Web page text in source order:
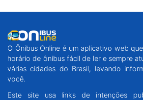
O Ônibus Online é um aplicativo web
horário de ônibus fácil de ler e sempre
várias cidades do Brasil, levando
você.
Este site usa links de intenções